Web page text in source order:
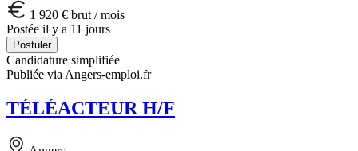
1 920 € brut / mois
Postée il y a 11 jours
Postuler
Candidature simplifiée
Publiée via Angers-emploi.fr
TÉLÉACTEUR H/F